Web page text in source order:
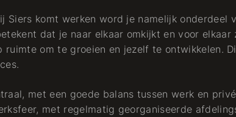
Siers komt werken word je namelijk onderdeel
dat je naar elkaar omkijkt en voor elkaar
ruimte om te groeien en jezelf te ontwikkelen.
met een goede balans tussen werk en
met regelmatig georganiseerde